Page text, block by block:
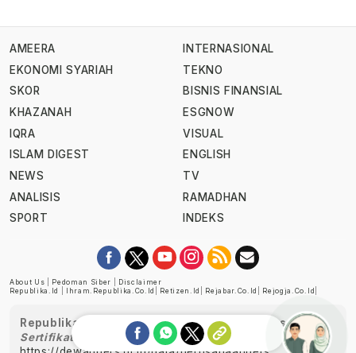
AMEERA
EKONOMI SYARIAH
SKOR
KHAZANAH
IQRA
ISLAM DIGEST
NEWS
ANALISIS
SPORT
INTERNASIONAL
TEKNO
BISNIS FINANSIAL
ESGNOW
VISUAL
ENGLISH
TV
RAMADHAN
INDEKS
About Us Pedoman Siber
Disclaimer
Republika.id
Ihram.republika.co.id Retizen.id Rejabar.co.id Rejogja.co.id
Republika telah diverifikasi oleh Dewan Pers
Sertifikat Nomor 1058/DP-Verifikasi/K/XII/2022